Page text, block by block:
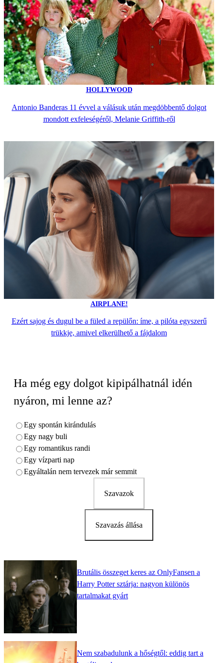
HOLLYWOOD
Antonio Banderas 11 évvel a válásuk után megdöbbentő dolgot
mondott exfeleségéről, Melanie Griffith-ről
AIRPLANE!
Ezért sajog és dugul be a füled a repülőn: íme, a pilóta egyszerű
trükkje, amivel elkerülhető a fájdalom
Ha még egy dolgot kipipálhatnál idén
nyáron, mi lenne az?
Egy spontán kirándulás
Egy nagy buli
Egy romantikus randi
Egy vízparti nap
Egyáltalán nem tervezek már semmit
Szavazok
Szavazás állása
Brutális összeget keres az OnlyFansen a
Harry Potter sztárja: nagyon különös
tartalmakat gyárt
Nem szabadulunk a hőségtől: eddig tart a